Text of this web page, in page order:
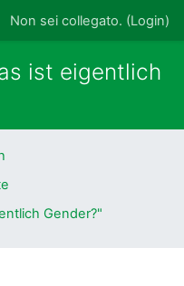
Non sei collegato. (Login)
ist eigentlich
Gender?"